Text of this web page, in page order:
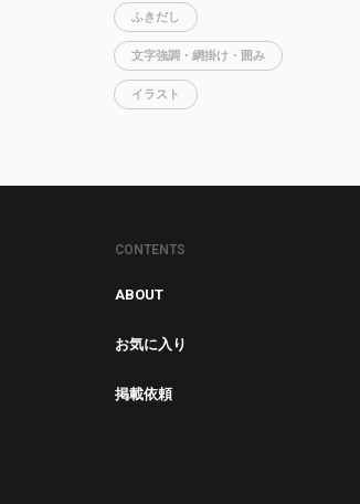
ふきだし
文字強調・網掛け・囲み
イラスト
CONTENTS
ABOUT
お気に入り
掲載依頼